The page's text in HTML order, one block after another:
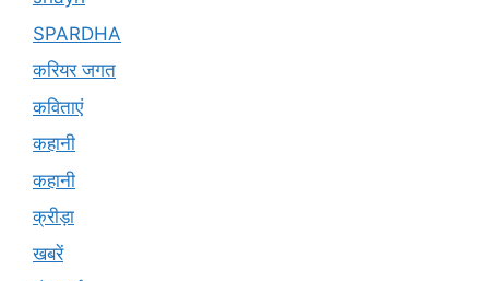
SPARDHA
करियर जगत
कविताएं
कहानी
कहानी
क्रीड़ा
खबरें